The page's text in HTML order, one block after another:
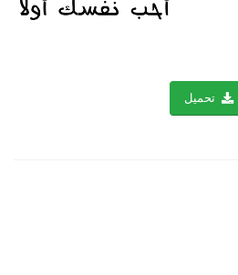
تحميل